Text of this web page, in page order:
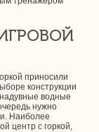
приносили
конструкции
водные
нужно
Наиболее
центр с горкой,